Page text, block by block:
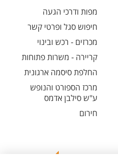
מפות ודרכי הגעה
חיפוש סגל ופרטי קשר
מכרזים - רכש ובינוי
קריירה - משרות פתוחות
החלפת סיסמה ארגונית
מרכז הספורט והנופש
ע"ש סילבן אדמס
חירום